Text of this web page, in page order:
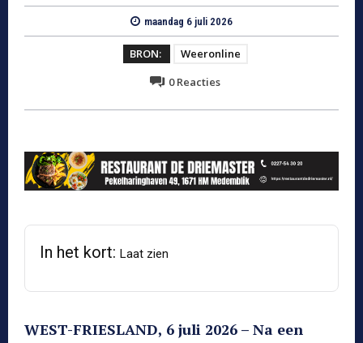
maandag 6 juli 2026
BRON:
Weeronline
0Reacties
In het kort: Laat zien
WEST-FRIESLAND, 6 juli 2026 – Na een